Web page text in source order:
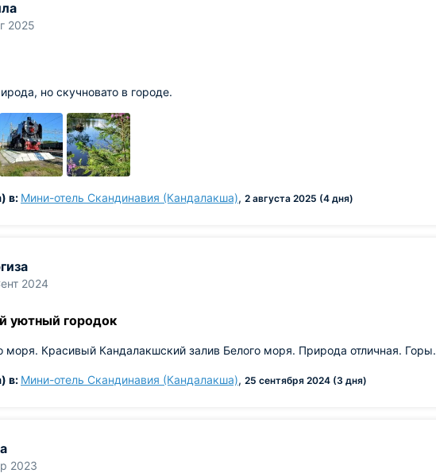
2025
но скучновато в городе.
в: Мини-отель Скандинавия (Кандалакша), 2 августа 2025 (4 дня)
2024
уютный городок
моря. Красивый Кандалакшский залив Белого моря. Природа отличная. Горы.
в: Мини-отель Скандинавия (Кандалакша), 25 сентября 2024 (3 дня)
2023